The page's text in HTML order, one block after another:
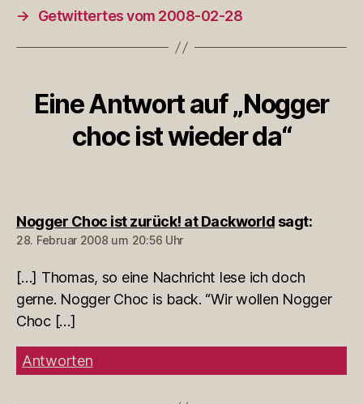
→
Getwittertes vom 2008-02-28
Eine Antwort auf „Nogger
choc ist wieder da“
Nogger Choc ist zurück! at Dackworld sagt:
28. Februar 2008 um 20:56 Uhr
[…] Thomas, so eine Nachricht lese ich doch
gerne. Nogger Choc is back. “Wir wollen Nogger
Choc […]
Antworten